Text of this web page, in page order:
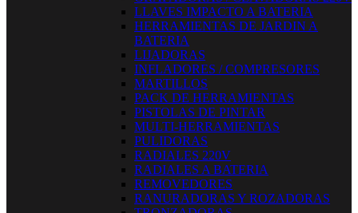
LLAVES IMPACTO A BATERIA
HERRAMIENTAS DE JARDIN A
BATERIA
LIJADORAS
INFLADORES / COMPRESORES
MARTILLOS
PACK DE HERRAMIENTAS
PISTOLAS DE PINTAR
MULTI-HERRAMIENTAS
PULIDORAS
RADIALES 220V
RADIALES A BATERIA
REMOVEDORES
RANURADORAS Y ROZADORAS